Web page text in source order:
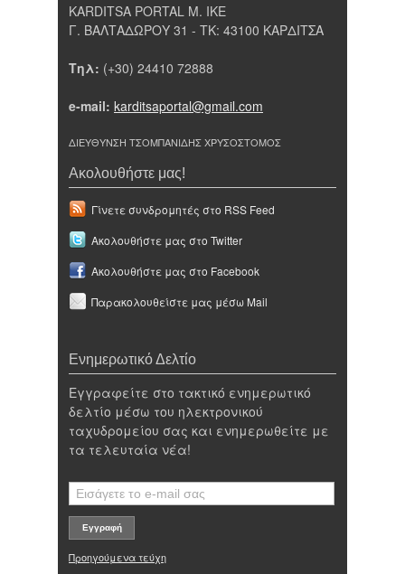
KARDITSA PORTAL Μ. ΙΚΕ
Γ. ΒΑΛΤΑΔΩΡΟΥ 31 - ΤΚ: 43100 ΚΑΡΔΙΤΣΑ
Τηλ: (+30) 24410 72888
e-mail: karditsaportal@gmail.com
ΔΙΕΥΘΥΝΣΗ ΤΣΟΜΠΑΝΙΔΗΣ ΧΡΥΣΟΣΤΟΜΟΣ
Ακολουθήστε μας!
Γίνετε συνδρομητές στο RSS Feed
Ακολουθήστε μας στο Twitter
Ακολουθήστε μας στο Facebook
Παρακολουθείστε μας μέσω Mail
Ενημερωτικό Δελτίο
Εγγραφείτε στο τακτικό ενημερωτικό
δελτίο μέσω του ηλεκτρονικού
ταχυδρομείου σας και ενημερωθείτε με
τα τελευταία νέα!
Προηγούμενα τεύχη